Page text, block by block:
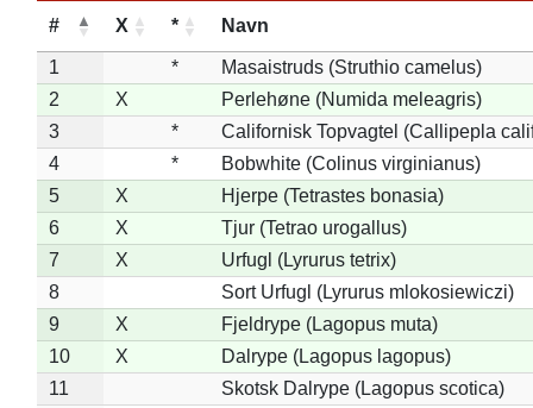
# X * Navn
1 *
Masaistruds (Struthio camelus)
2
X
Perlehøne (Numida meleagris)
3
*
Californisk Topvagtel (Callipepla
4
*
Bobwhite (Colinus virginianus)
5
X
Hjerpe (Tetrastes bonasia)
6
X
Tjur (Tetrao urogallus)
7
X
Urfugl (Lyrurus tetrix)
8
Sort Urfugl (Lyrurus mlokosiewiczi)
9
X
Fjeldrype (Lagopus muta)
10
X
Dalrype (Lagopus lagopus)
11
Skotsk Dalrype (Lagopus scotica)